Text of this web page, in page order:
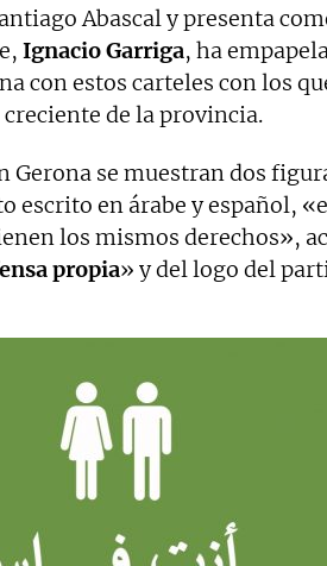
Abascal y presenta
Ignacio Garriga, ha
con estos carteles con los
de la provincia.
Gerona se muestran dos
escrito en árabe y español,
los mismos derechos»,
propia» y del logo del